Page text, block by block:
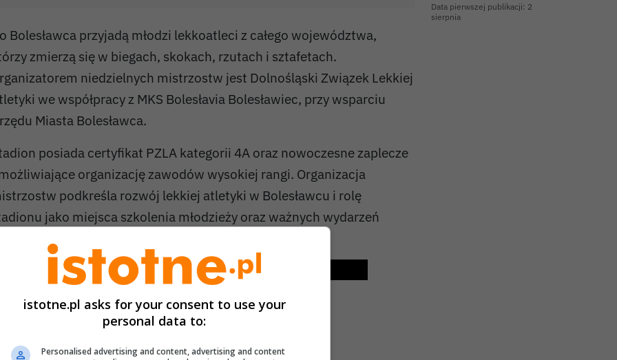
Bolesławca przyjadą młodzi lekkoatleci z całego województwa,
zmierzą się w biegach, skokach, rzutach i sztafetach.
niedzielnych mistrzostw jest Dolnośląski Związek Lekkiej
we współpracy z MKS Bolesłavia Bolesławiec, przy wsparciu
Miasta Bolesławca.
posiada certyfikat PZLA kategorii 4A oraz nowoczesne zaplecze
organizację zawodów wysokiej rangi. Organizacja
podkreśla rozwój lekkiej atletyki w Bolesławcu i rolę
jako miejsca szkolenia młodzieży oraz ważnych wydarzeń
Play
Data pierwszej publikacji: 2
sierpnia
istotne.pl asks for your consent to use your
personal data to:
Personalised advertising and content, advertising and content